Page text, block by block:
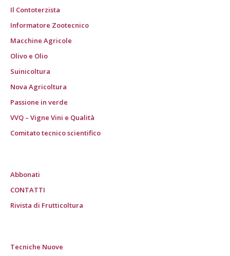
Il Contoterzista
Informatore Zootecnico
Macchine Agricole
Olivo e Olio
Suinicoltura
Nova Agricoltura
Passione in verde
VVQ – Vigne Vini e Qualità
Comitato tecnico scientifico
Abbonati
CONTATTI
Rivista di Frutticoltura
Tecniche Nuove